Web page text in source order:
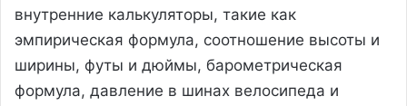
внутренние калькуляторы, такие как
эмпирическая формула, соотношение высоты и
ширины, футы и дюймы, барометрическая
формула, давление в шинах велосипеда и